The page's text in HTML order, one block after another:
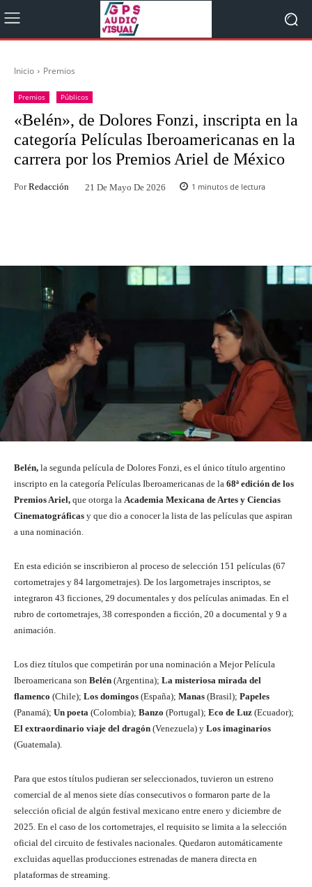
Inicio Premios
Premios Públicos
«Belén», de Dolores Fonzi, inscripta en la
categoría Películas Iberoamericanas en la
carrera por los Premios Ariel de México
Por Redacción 21 De Mayo De 2026 1 minutos de lectura
Belén, la segunda película de Dolores Fonzi, es el único título argentino
inscripto en la categoría Películas Iberoamericanas de la 68ª edición de los
Premios Ariel, que otorga la Academia Mexicana de Artes y Ciencias
Cinematográficas y que dio a conocer la lista de las películas que aspiran
a una nominación.
En esta edición se inscribieron al proceso de selección 151 películas (67
cortometrajes y 84 largometrajes). De los largometrajes inscriptos, se
integraron 43 ficciones, 29 documentales y dos películas animadas. En el
rubro de cortometrajes, 38 corresponden a ficción, 20 a documental y 9 a
animación.
Los diez títulos que competirán por una nominación a Mejor Película
Iberoamericana son Belén (Argentina); La misteriosa mirada del
flamenco (Chile); Los domingos (España); Manas (Brasil); Papeles
(Panamá); Un poeta (Colombia); Banzo (Portugal); Eco de Luz (Ecuador);
El extraordinario viaje del dragón (Venezuela) y Los imaginarios
(Guatemala).
Para que estos títulos pudieran ser seleccionados, tuvieron un estreno
comercial de al menos siete días consecutivos o formaron parte de la
selección oficial de algún festival mexicano entre enero y diciembre de
2025. En el caso de los cortometrajes, el requisito se limita a la selección
oficial del circuito de festivales nacionales. Quedaron automáticamente
excluidas aquellas producciones estrenadas de manera directa en
plataformas de streaming.